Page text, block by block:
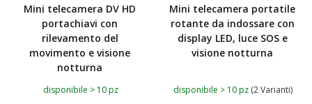
Mini telecamera DV HD
portachiavi con
rilevamento del
movimento e visione
notturna
disponibile > 10 pz
Mini telecamera portatile
rotante da indossare con
display LED, luce SOS e
visione notturna
disponibile > 10 pz (2 Varianti)